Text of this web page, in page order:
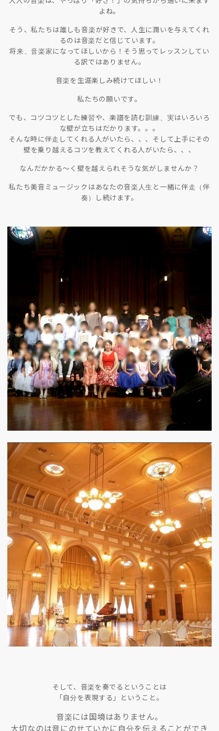
よね。
そう、私たちは誰しも音楽が好きで、人生に潤いを与えてくれ
るのは音楽だと信じています。
将来、音楽家になってほしいから！そう思ってレッスンしてい
る訳ではありません。
音楽を生涯楽しみ続けてほしい！
私たちの願いです。
でも、コツコツとした練習や、楽譜を読む訓練、実はいろいろ
な壁が立ちはだかります。。。
そんな時に伴走してくれる人がいたら、、、そして上手にその
壁を乗り越えるコツを教えてくれる人がいたら、、、
なんだかかる〜く壁を越えられそうな気がしませんか？
私たち美音ミュージックはあなたの音楽人生と一緒に伴走（伴
奏）し続けます。
そして、音楽を奏でるということは
「自分を表現する」ということ。
音楽には国境はありません。
大切なのは音にのせていかに自分を伝えることができ